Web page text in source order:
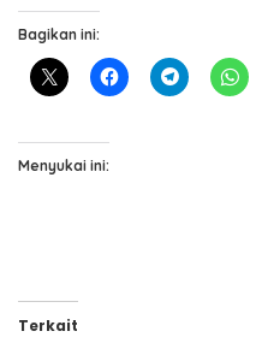
Bagikan ini:
Menyukai ini:
Terkait